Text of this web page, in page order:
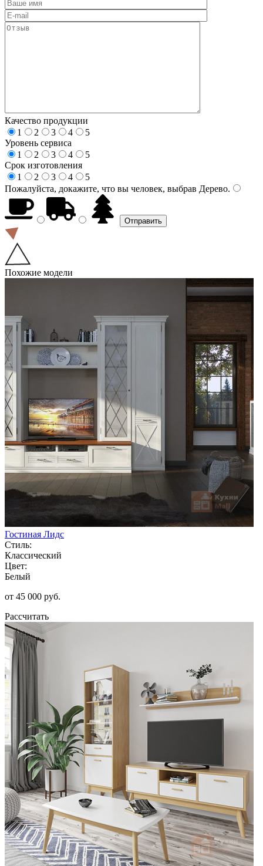
Качество продукции
1
2 3 4
5
Уровень сервиса
1
2 3 4
5
Срок изготовления
1
2 3 4
5
Пожалуйста, докажите, что вы человек, выбрав Дерево.
Похожие модели
Гостиная Лидс
Стиль:
Классический
Цвет:
Белый
от 45 000 руб.
Рассчитать